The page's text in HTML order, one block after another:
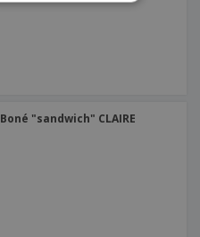
Boné "sandwich" CLAIRE